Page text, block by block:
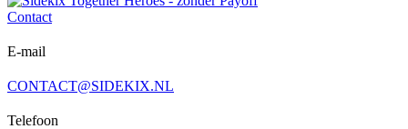
Contact
E-mail
CONTACT@SIDEKIX.NL
Telefoon